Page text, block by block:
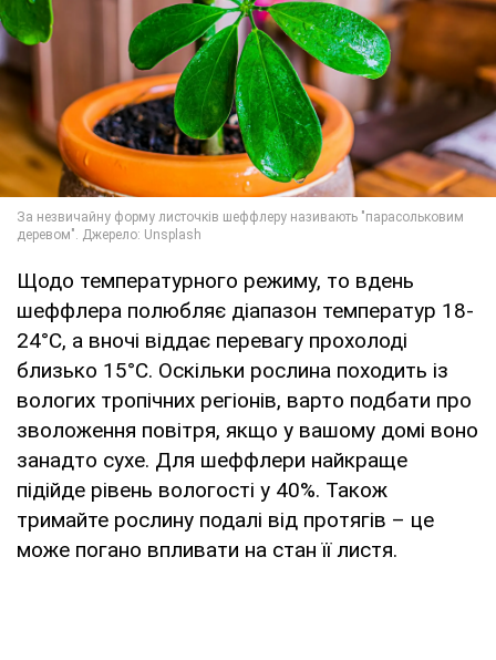
Щодо температурного режиму, то вдень
шеффлера полюбляє діапазон температур 18-
24°C, а вночі віддає перевагу прохолоді
близько 15°C. Оскільки рослина походить із
вологих тропічних регіонів, варто подбати про
зволоження повітря, якщо у вашому домі воно
занадто сухе. Для шеффлери найкраще
підійде рівень вологості у 40%. Також
тримайте рослину подалі від протягів – це
може погано впливати на стан її листя.